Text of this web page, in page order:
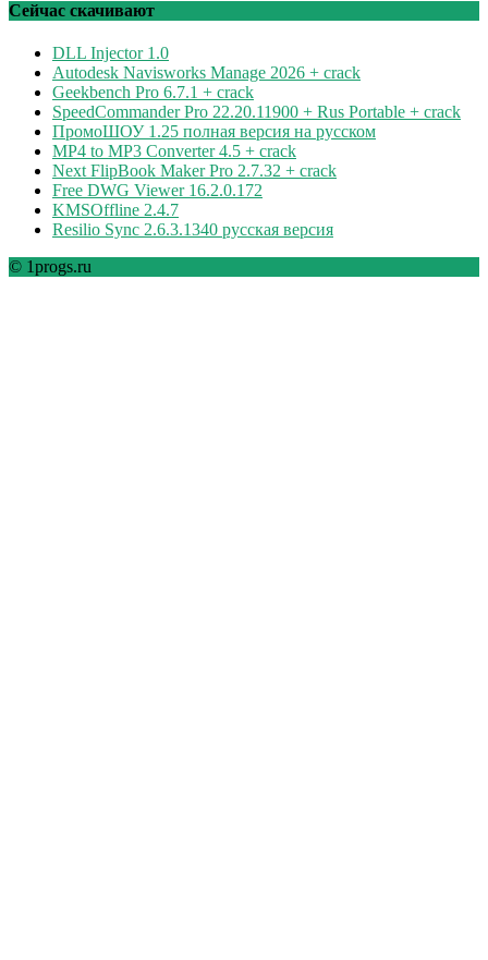
рубрикам
Сейчас скачивают
DLL Injector 1.0
Autodesk Navisworks Manage 2026 + crack
Geekbench Pro 6.7.1 + crack
SpeedCommander Pro 22.20.11900 + Rus Portable + crack
ПромоШОУ 1.25 полная версия на русском
MP4 to MP3 Converter 4.5 + crack
Next FlipBook Maker Pro 2.7.32 + crack
Free DWG Viewer 16.2.0.172
KMSOffline 2.4.7
Resilio Sync 2.6.3.1340 русская версия
© 1progs.ru